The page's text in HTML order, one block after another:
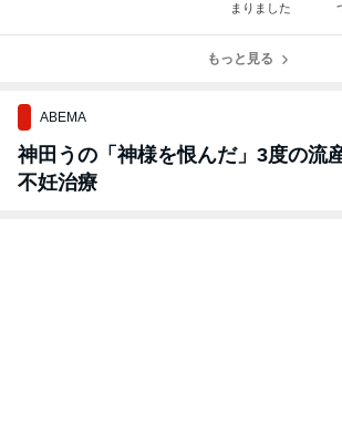
まりました
もっと見る
ABEMA
神田うの「神様を恨んだ」3度の流
不妊治療